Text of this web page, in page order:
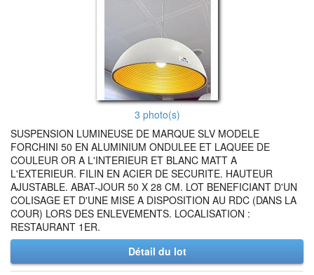
3 photo(s)
SUSPENSION LUMINEUSE DE MARQUE SLV MODELE
FORCHINI 50 EN ALUMINIUM ONDULEE ET LAQUEE DE
COULEUR OR A L'INTERIEUR ET BLANC MATT A
L'EXTERIEUR. FILIN EN ACIER DE SECURITE. HAUTEUR
AJUSTABLE. ABAT-JOUR 50 X 28 CM. LOT BENEFICIANT D'UN
COLISAGE ET D'UNE MISE A DISPOSITION AU RDC (DANS LA
COUR) LORS DES ENLEVEMENTS. LOCALISATION :
RESTAURANT 1ER.
Détail du lot